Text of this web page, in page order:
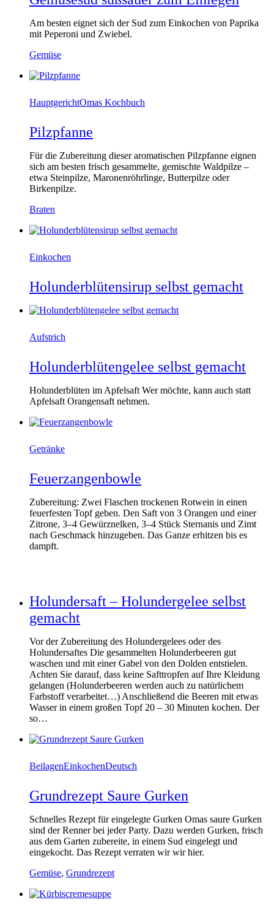
Am besten eignet sich der Sud zum Einkochen von Paprika
mit Peperoni und Zwiebel.
Gemüse
HauptgerichtOmas Kochbuch
Pilzpfanne
Für die Zubereitung dieser aromatischen Pilzpfanne eignen
sich am besten frisch gesammelte, gemischte Waldpilze –
etwa Steinpilze, Maronenröhrlinge, Butterpilze oder
Birkenpilze.
Braten
Einkochen
Holunderblütensirup selbst gemacht
Aufstrich
Holunderblütengelee selbst gemacht
Holunderblüten im Apfelsaft Wer möchte, kann auch statt
Apfelsaft Orangensaft nehmen.
Getränke
Feuerzangenbowle
Zubereitung: Zwei Flaschen trockenen Rotwein in einen
feuerfesten Topf geben. Den Saft von 3 Orangen und einer
Zitrone, 3–4 Gewürznelken, 3–4 Stück Sternanis und Zimt
nach Geschmack hinzugeben. Das Ganze erhitzen bis es
dampft.
Holundersaft – Holundergelee selbst
gemacht
Vor der Zubereitung des Holundergelees oder des
Holundersaftes Die gesammelten Holunderbeeren gut
waschen und mit einer Gabel von den Dolden entstielen.
Achten Sie darauf, dass keine Safttropfen auf Ihre Kleidung
gelangen (Holunderbeeren werden auch zu natürlichem
Farbstoff verarbeitet…) Anschließend die Beeren mit etwas
Wasser in einem großen Topf 20 – 30 Minuten kochen. Der
so…
BeilagenEinkochenDeutsch
Grundrezept Saure Gurken
Schnelles Rezept für eingelegte Gurken Omas saure Gurken
sind der Renner bei jeder Party. Dazu werden Gurken, frisch
aus dem Garten zubereite, in einem Sud eingelegt und
eingekocht. Das Rezept verraten wir wir hier.
Gemüse, Grundrezept